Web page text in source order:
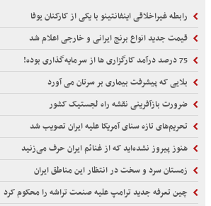
رابطه غیراخلاقی اینفانتینو با یکی از کارکنان یوفا
قیمت جدید انواع برنج ایرانی و خارجی اعلام شد
بلایی که پیشرفت بیماری بر سرتان می آورد
ضرورت بازآفرینی نقشه راه لجستیک کشور
تحریم‌های تازه سنای آمریکا علیه ایران تصویب شد
هنوز پیروز نشده‌اید که از غنائم ایران حرف می‌زنید
زمستان سرد و سخت در انتظار این مناطق ایران
چین تعرفه جدید ترامپ علیه صنعت تراشه را محکوم کرد